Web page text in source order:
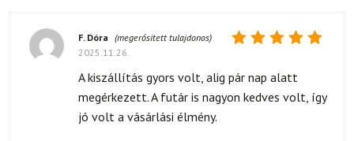
5/ 5
F. Dóra (megerősített tulajdonos)
2025.11.26.
A kiszállítás gyors volt, alig pár nap alatt
megérkezett. A futár is nagyon kedves volt, így
jó volt a vásárlási élmény.